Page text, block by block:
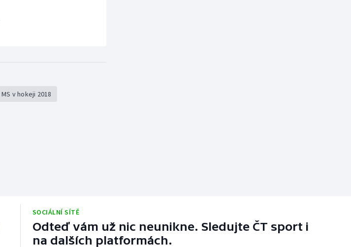
MS v hokeji 2018
SOCIÁLNÍ SÍTĚ
Odteď vám už nic neunikne. Sledujte ČT sport i
na dalších platformách.